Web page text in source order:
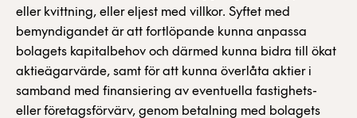
eller kvittning, eller eljest med villkor. Syftet med
bemyndigandet är att fortlöpande kunna anpassa
bolagets kapitalbehov och därmed kunna bidra till ökat
aktieägarvärde, samt för att kunna överlåta aktier i
samband med finansiering av eventuella fastighets-
eller företagsförvärv, genom betalning med bolagets